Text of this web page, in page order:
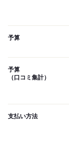
予算
予算
（口コミ集計）
支払い方法